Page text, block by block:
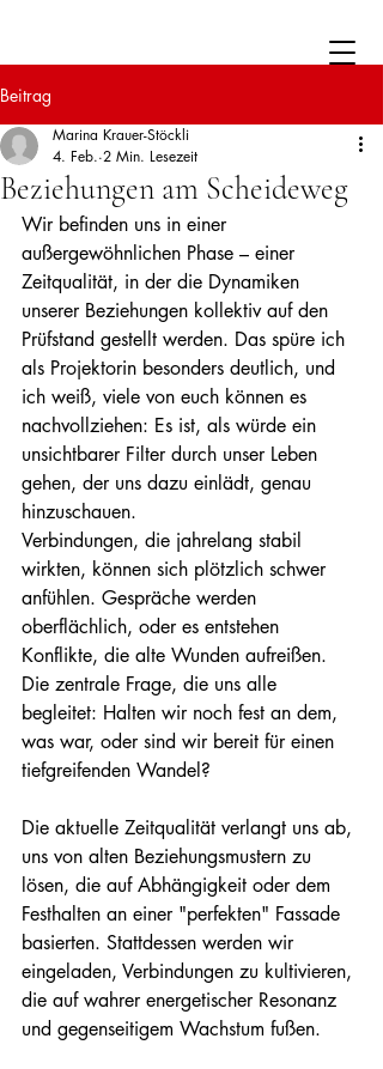
Beitrag
Beziehungen am Scheideweg
Marina Krauer-Stöckli
4. Feb. 2 Min. Lesezeit
Wir befinden uns in einer
außergewöhnlichen Phase – einer
Zeitqualität, in der die Dynamiken
unserer Beziehungen kollektiv auf den
Prüfstand gestellt werden. Das spüre ich
als Projektorin besonders deutlich, und
ich weiß, viele von euch können es
nachvollziehen: Es ist, als würde ein
unsichtbarer Filter durch unser Leben
gehen, der uns dazu einlädt, genau
hinzuschauen.
Verbindungen, die jahrelang stabil
wirkten, können sich plötzlich schwer
anfühlen. Gespräche werden
oberflächlich, oder es entstehen
Konflikte, die alte Wunden aufreißen.
Die zentrale Frage, die uns alle
begleitet: Halten wir noch fest an dem,
was war, oder sind wir bereit für einen
tiefgreifenden Wandel?
Die aktuelle Zeitqualität verlangt uns ab,
uns von alten Beziehungsmustern zu
lösen, die auf Abhängigkeit oder dem
Festhalten an einer "perfekten" Fassade
basierten. Stattdessen werden wir
eingeladen, Verbindungen zu kultivieren,
die auf wahrer energetischer Resonanz
und gegenseitigem Wachstum fußen.